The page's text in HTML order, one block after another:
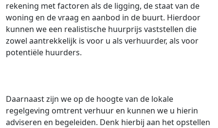
rekening met factoren als de ligging, de staat van de
woning en de vraag en aanbod in de buurt. Hierdoor
kunnen we een realistische huurprijs vaststellen die
zowel aantrekkelijk is voor u als verhuurder, als voor
potentiële huurders.
Daarnaast zijn we op de hoogte van de lokale
regelgeving omtrent verhuur en kunnen we u hierin
adviseren en begeleiden. Denk hierbij aan het opstellen